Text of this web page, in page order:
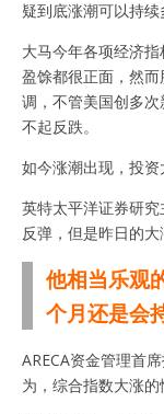
疑到底涨潮可以持续
大马今年各项经济
盈馀都很正面，然
调，不管美国创多
不起反跌。
如今涨潮出现，投资
英特太平洋证券研
反弹，但是昨日的大
他相当乐观
个月还是会
ARECA资金管理首
为，综合指数大涨的